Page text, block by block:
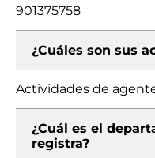
901375758
¿Cuáles son sus
Actividades de
¿Cuál es el
registra?